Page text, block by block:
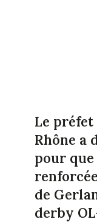
Le préfet
Rhône a
pour
de
derby